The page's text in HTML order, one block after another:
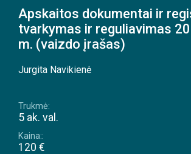
Apskaitos dokumentai ir
tvarkymas ir reguliavimas
m. (vaizdo įrašas)
Jurgita Navikienė
Trukmė:
5 ak. val.
Kaina::
120 €